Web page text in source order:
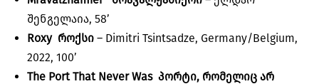
შენგელაია, 58’
Roxy როქსი – Dimitri Tsintsadze, Germany/Belgium,
2022, 100’
The Port That Never Was პორტი, რომელიც არ